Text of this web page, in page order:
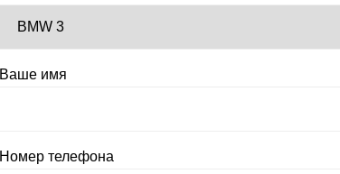
Ваше имя
Номер телефона